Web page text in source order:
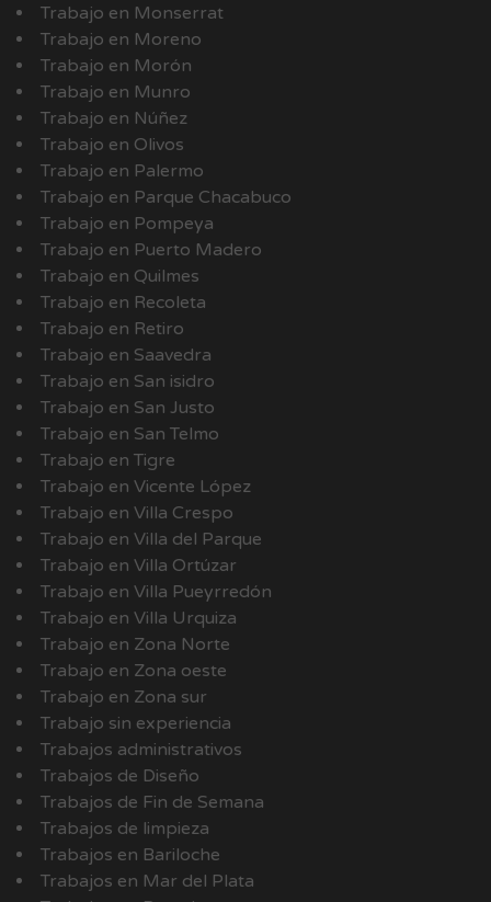
Trabajo en Monserrat
Trabajo en Moreno
Trabajo en Morón
Trabajo en Munro
Trabajo en Núñez
Trabajo en Olivos
Trabajo en Palermo
Trabajo en Parque Chacabuco
Trabajo en Pompeya
Trabajo en Puerto Madero
Trabajo en Quilmes
Trabajo en Recoleta
Trabajo en Retiro
Trabajo en Saavedra
Trabajo en San isidro
Trabajo en San Justo
Trabajo en San Telmo
Trabajo en Tigre
Trabajo en Vicente López
Trabajo en Villa Crespo
Trabajo en Villa del Parque
Trabajo en Villa Ortúzar
Trabajo en Villa Pueyrredón
Trabajo en Villa Urquiza
Trabajo en Zona Norte
Trabajo en Zona oeste
Trabajo en Zona sur
Trabajo sin experiencia
Trabajos administrativos
Trabajos de Diseño
Trabajos de Fin de Semana
Trabajos de limpieza
Trabajos en Bariloche
Trabajos en Mar del Plata